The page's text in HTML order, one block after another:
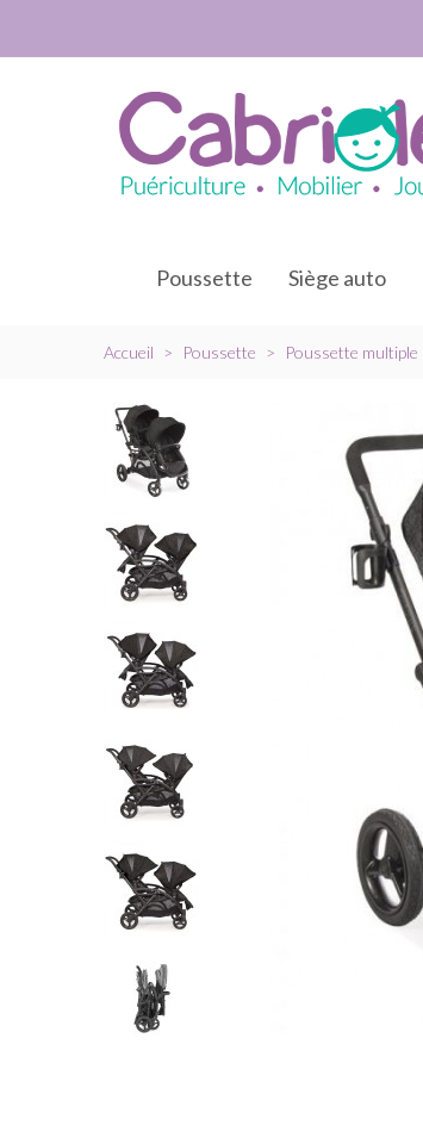
Poussette Siège auto
Accueil > Poussette > Poussette multiple